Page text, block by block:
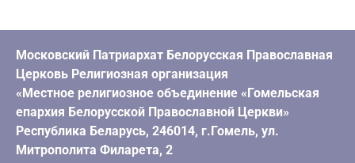
Московский Патриархат Белорусская Православная
Церковь Религиозная организация
«Местное религиозное объединение «Гомельская
епархия Белорусской Православной Церкви»
Республика Беларусь, 246014, г.Гомель, ул.
Митрополита Филарета, 2